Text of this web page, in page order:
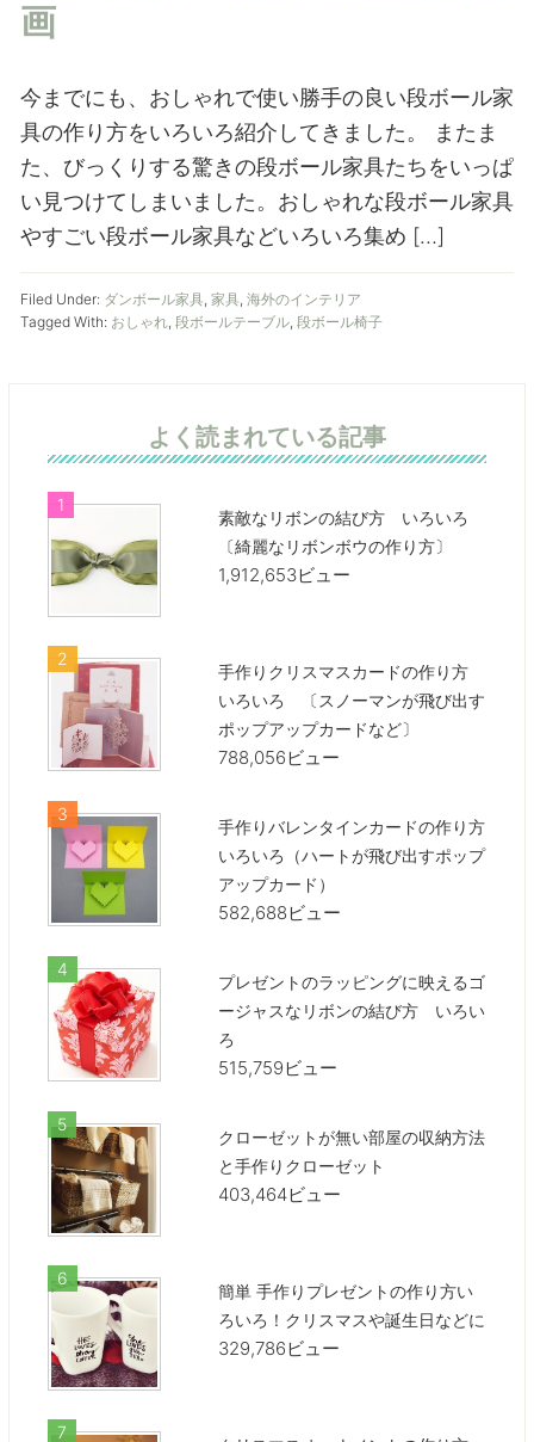
画
今までにも、おしゃれで使い勝手の良い段ボール家
具の作り方をいろいろ紹介してきました。 またま
た、びっくりする驚きの段ボール家具たちをいっぱ
い見つけてしまいました。おしゃれな段ボール家具
やすごい段ボール家具などいろいろ集め […]
Filed Under: ダンボール家具, 家具, 海外のインテリア
Tagged With: おしゃれ, 段ボールテーブル, 段ボール椅子
よく読まれている記事
素敵なリボンの結び方 いろいろ
〔綺麗なリボンボウの作り方〕
1,912,653ビュー
手作りクリスマスカードの作り方
いろいろ 〔スノーマンが飛び出す
ポップアップカードなど〕
788,056ビュー
手作りバレンタインカードの作り方
いろいろ（ハートが飛び出すポップ
アップカード）
582,688ビュー
プレゼントのラッピングに映えるゴ
ージャスなリボンの結び方 いろい
ろ
515,759ビュー
クローゼットが無い部屋の収納方法
と手作りクローゼット
403,464ビュー
簡単 手作りプレゼントの作り方い
ろいろ！クリスマスや誕生日などに
329,786ビュー